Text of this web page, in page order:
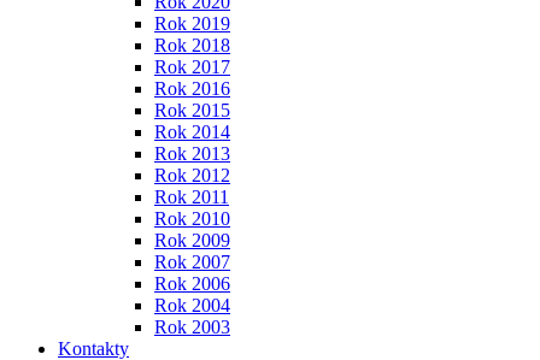
Rok 2019
Rok 2018
Rok 2017
Rok 2016
Rok 2015
Rok 2014
Rok 2013
Rok 2012
Rok 2011
Rok 2010
Rok 2009
Rok 2007
Rok 2006
Rok 2004
Rok 2003
Kontakty